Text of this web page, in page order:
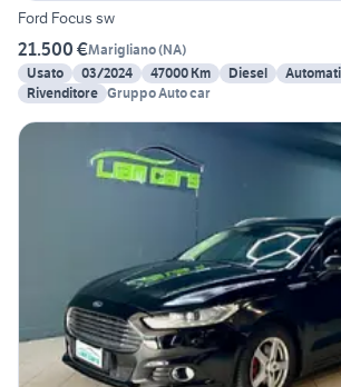
Ford Focus sw
21.500 €Marigliano(NA)
Usato
03/2024 47000 Km Diesel
Rivenditore Gruppo Auto car